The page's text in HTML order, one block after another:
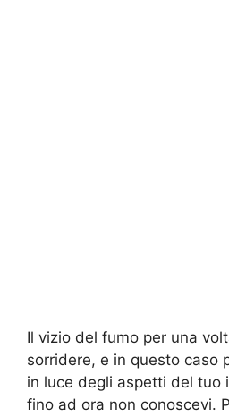
Il vizio del fumo per una
sorridere, e in questo caso
in luce degli aspetti del tuo
fino ad ora non conoscevi.